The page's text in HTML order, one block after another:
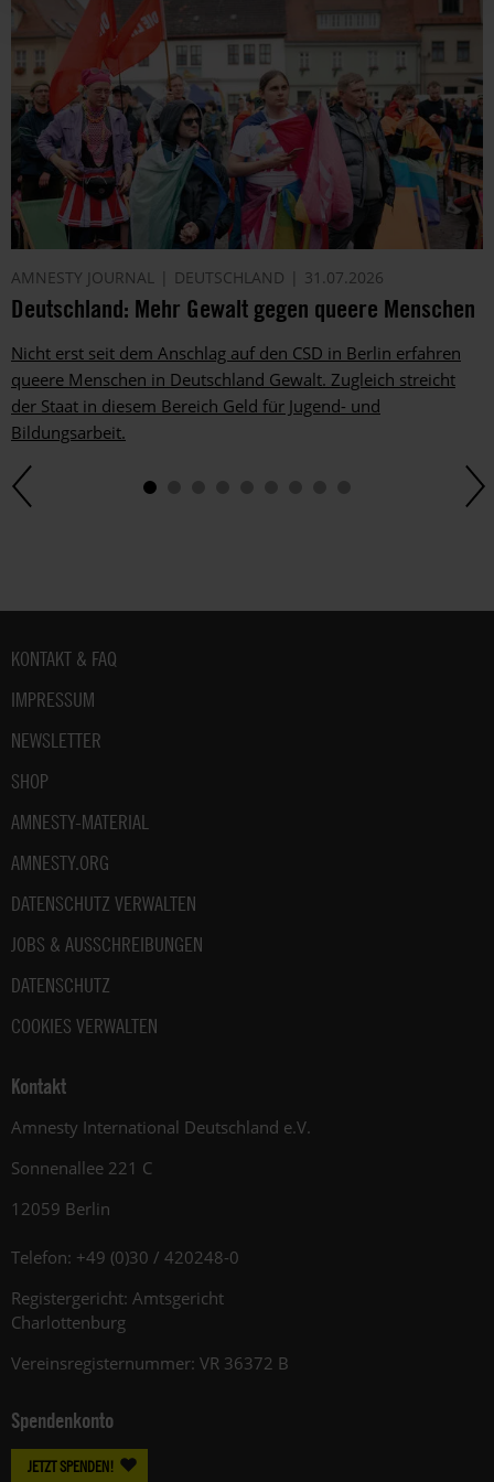
AMNESTY JOURNAL DEUTSCHLAND 31.07.2026
Deutschland: Mehr Gewalt gegen queere Menschen
Nicht erst seit dem Anschlag auf den CSD in Berlin erfahren
queere Menschen in Deutschland Gewalt. Zugleich streicht
der Staat in diesem Bereich Geld für Jugend- und
Bildungsarbeit.
Fußbereich
KONTAKT & FAQ
IMPRESSUM
NEWSLETTER
SHOP
AMNESTY-MATERIAL
AMNESTY.ORG
DATENSCHUTZ VERWALTEN
JOBS & AUSSCHREIBUNGEN
DATENSCHUTZ
COOKIES VERWALTEN
Kontakt
Amnesty International Deutschland e.V.
Sonnenallee 221 C
12059 Berlin
Telefon: +49 (0)30 / 420248-0
Registergericht: Amtsgericht
Charlottenburg
Vereinsregisternummer: VR 36372 B
Spendenkonto
JETZT SPENDEN!